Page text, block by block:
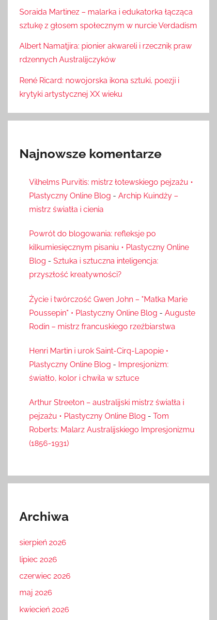
Soraida Martinez – malarka i edukatorka łącząca
sztukę z głosem społecznym w nurcie Verdadism
Albert Namatjira: pionier akwareli i rzeczniķ praw
rdzennych Australijczyków
René Ricard: nowojorska ikona sztuki, poezji i
krytyki artystycznej XX wieku
Najnowsze komentarze
Vilhelms Purvitis: mistrz łotewskiego pejzażu •
Plastyczny Online Blog - Archip Kuindży –
mistrz światła i cienia
Powrót do blogowania: refleksje po
kilkumiesięcznym pisaniu • Plastyczny Online
Blog - Sztuka i sztuczna inteligencja:
przyszłość kreatywności?
Życie i twórczość Gwen John – "Matka Marie
Poussepin" • Plastyczny Online Blog - Auguste
Rodin – mistrz francuskiego rzeźbiarstwa
Henri Martin i urok Saint-Cirq-Lapopie •
Plastyczny Online Blog - Impresjonizm:
światło, kolor i chwila w sztuce
Arthur Streeton – australijski mistrz światła i
pejzażu • Plastyczny Online Blog - Tom
Roberts: Malarz Australijskiego Impresjonizmu
(1856-1931)
Archiwa
sierpień 2026
lipiec 2026
czerwiec 2026
maj 2026
kwiecień 2026